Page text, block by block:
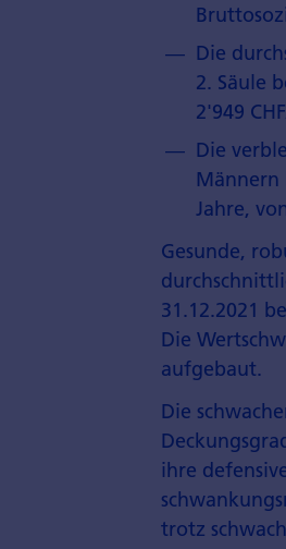
Die
2. Säule
2'949
Die
Männern
Jahre,
Gesunde,
31.12.2021
Die
aufgebaut.
Die
ihre
trotz